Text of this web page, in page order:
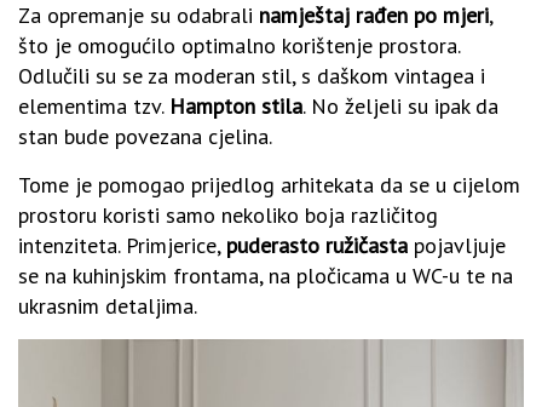
Za opremanje su odabrali namještaj rađen po mjeri,
što je omogućilo optimalno korištenje prostora.
Odlučili su se za moderan stil, s daškom vintagea i
elementima tzv. Hampton stila. No željeli su ipak da
stan bude povezana cjelina.
Tome je pomogao prijedlog arhitekata da se u cijelom
prostoru koristi samo nekoliko boja različitog
intenziteta. Primjerice, puderasto ružičasta pojavljuje
se na kuhinjskim frontama, na pločicama u WC-u te na
ukrasnim detaljima.